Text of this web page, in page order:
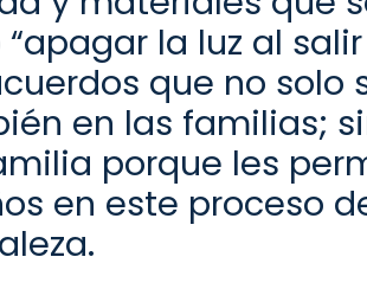
apagar la luz al
que no solo
en las familias;
porque les
en este proceso